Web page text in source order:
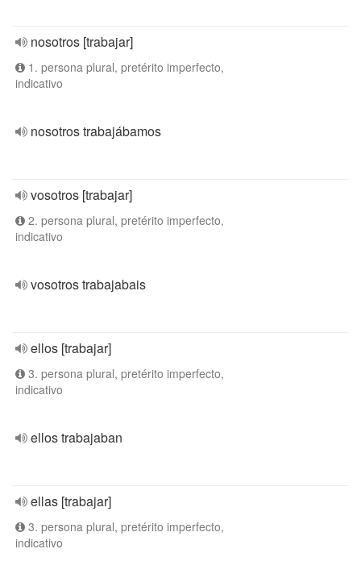
nosotros [trabajar]
1. persona plural, pretérito imperfecto,
indicativo
nosotros trabajábamos
vosotros [trabajar]
2. persona plural, pretérito imperfecto,
indicativo
vosotros trabajabais
ellos [trabajar]
3. persona plural, pretérito imperfecto,
indicativo
ellos trabajaban
ellas [trabajar]
3. persona plural, pretérito imperfecto,
indicativo